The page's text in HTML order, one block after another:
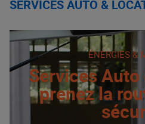
SERVICES AUTO &
ÉNERGIES &
Services
prenez la